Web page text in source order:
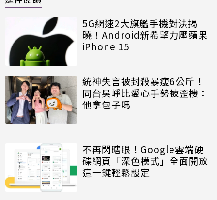
5G網速2大旗艦手機對決揭
曉！Android新希望力壓蘋果
iPhone 15
統神失言被封殺暴瘦6公斤！
同台吳崢比愛心手勢被歪樓：
他拿包子嗎
不再閃瞎眼！Google雲端硬
碟網頁「深色模式」全面開放
這一鍵輕鬆設定